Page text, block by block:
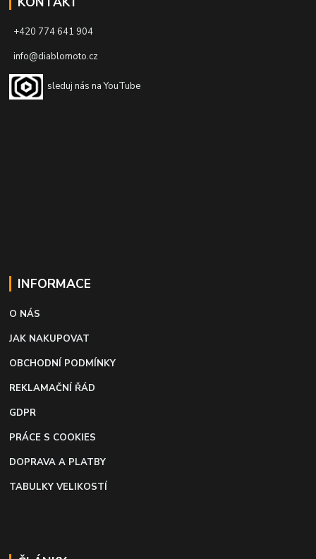
+420 774 641 904
info@diablomoto.cz
sleduj nás na YouTube
INFORMACE
O NÁS
JAK NAKUPOVAT
OBCHODNÍ PODMÍNKY
REKLAMAČNÍ ŘÁD
GDPR
PRÁCE S COOKIES
DOPRAVA A PLATBY
TABULKY VELIKOSTÍ